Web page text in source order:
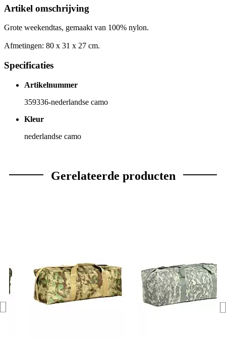
Artikel omschrijving
Grote weekendtas, gemaakt van 100% nylon.
Afmetingen: 80 x 31 x 27 cm.
Specificaties
Artikelnummer
359336-nederlandse camo
Kleur
nederlandse camo
Gerelateerde producten